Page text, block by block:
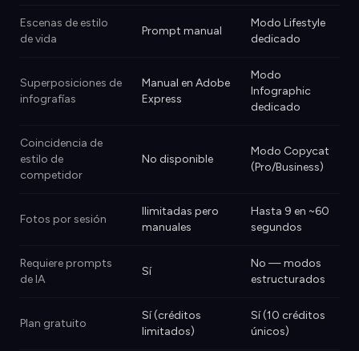
Escenas de estilo
de vida
Prompt manual
Modo Lifestyle
dedicado
Superposiciones de
infografías
Manual en Adobe
Express
Modo
Infographic
dedicado
Coincidencia de
estilo de
competidor
No disponible
Modo Copycat
(Pro/Business)
Fotos por sesión
Ilimitadas pero
manuales
Hasta 9 en ~60
segundos
Requiere prompts
de IA
Sí
No — modos
estructurados
Plan gratuito
Sí (créditos
limitados)
Sí (10 créditos
únicos)